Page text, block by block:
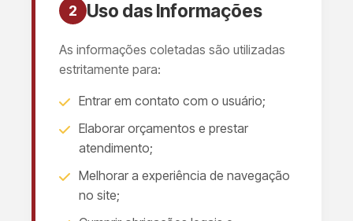
2 Uso das Informações
As informações coletadas são utilizadas
estritamente para:
Entrar em contato com o usuário;
Elaborar orçamentos e prestar
atendimento;
Melhorar a experiência de navegação
no site;